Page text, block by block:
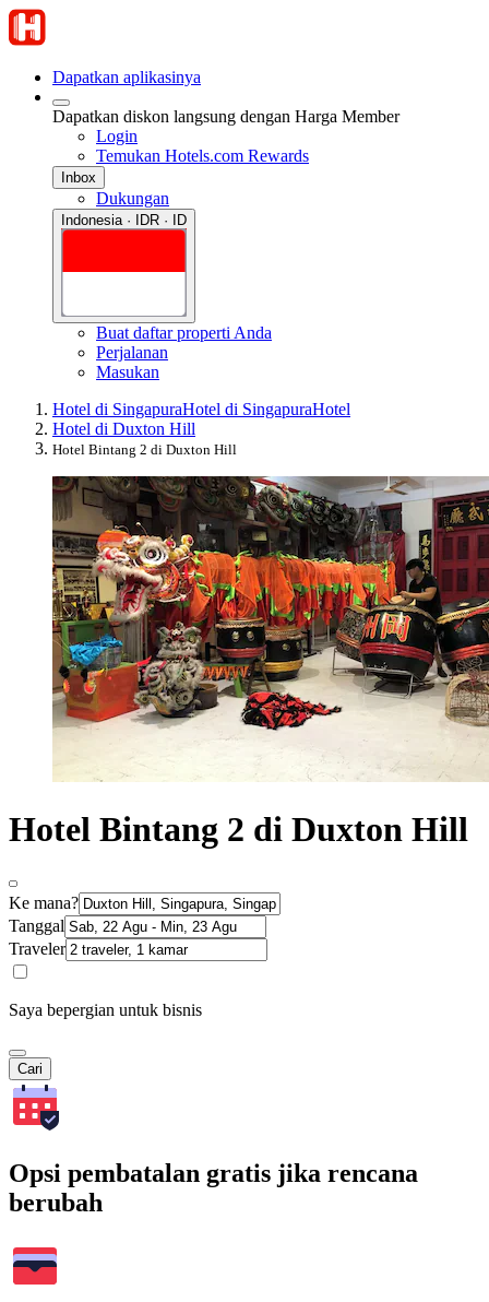
Dapatkan aplikasinya
Dapatkan diskon langsung dengan Harga Member
Login
Temukan Hotels.com Rewards
Inbox
Dukungan
Indonesia · IDR · ID
Buat daftar properti Anda
Perjalanan
Masukan
Hotel di SingapuraHotel di SingapuraHotel
Hotel di Duxton Hill
Hotel Bintang 2 di Duxton Hill
Hotel Bintang 2 di Duxton Hill
Ke mana?
Tanggal
Traveler
Saya bepergian untuk bisnis
Cari
Opsi pembatalan gratis jika rencana
berubah